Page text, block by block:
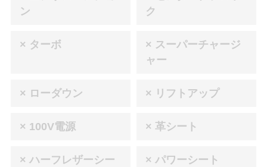
ン
ク
× ターボ
× スーパーチャージ
ャー
× ローダウン × リフトアップ
× 100V電源 × 革シート
× ハーフレザーシー
× パワーシート